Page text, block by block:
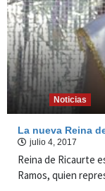
Noticias
La nueva Reina
julio 4, 2017
Reina de Ricaurte
Ramos, quien